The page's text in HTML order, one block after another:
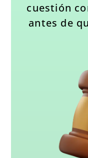
cuestión
antes de